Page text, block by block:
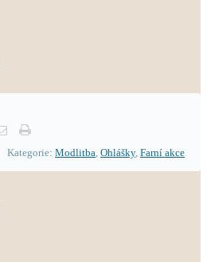
Kategorie: Modlitba, Ohlášky, Farní akce